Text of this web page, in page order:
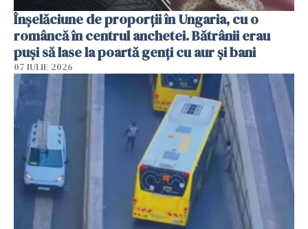
Înșelăciune de proporții în Ungaria, cu o
româncă în centrul anchetei. Bătrânii erau
puși să lase la poartă genți cu aur și bani
07 IULIE 2026